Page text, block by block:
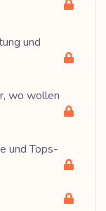
und
wo wollen
und Tops-